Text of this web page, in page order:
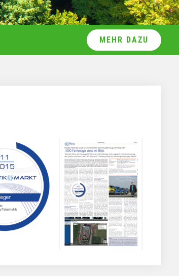
MEHR DAZU